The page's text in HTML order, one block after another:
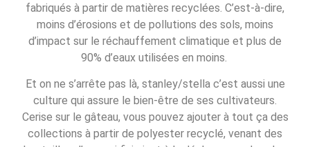
fabriqués à partir de matières recyclées. C’est-à-dire,
moins d’érosions et de pollutions des sols, moins
d’impact sur le réchauffement climatique et plus de
90% d’eaux utilisées en moins.
Et on ne s’arrête pas là, stanley/stella c’est aussi une
culture qui assure le bien-être de ses cultivateurs.
Cerise sur le gâteau, vous pouvez ajouter à tout ça des
collections à partir de polyester recyclé, venant des